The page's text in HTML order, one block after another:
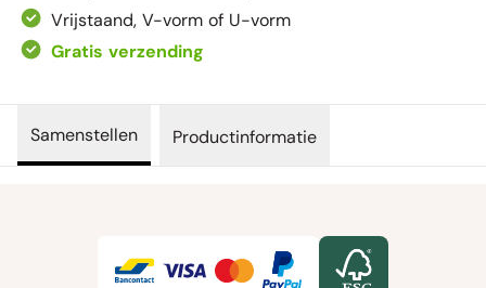
Vrijstaand, V-vorm of U-vorm
Gratis verzending
Samenstellen Productinformatie